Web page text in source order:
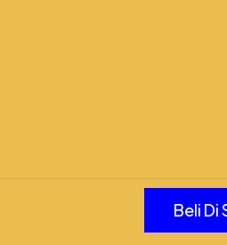
Beli Di